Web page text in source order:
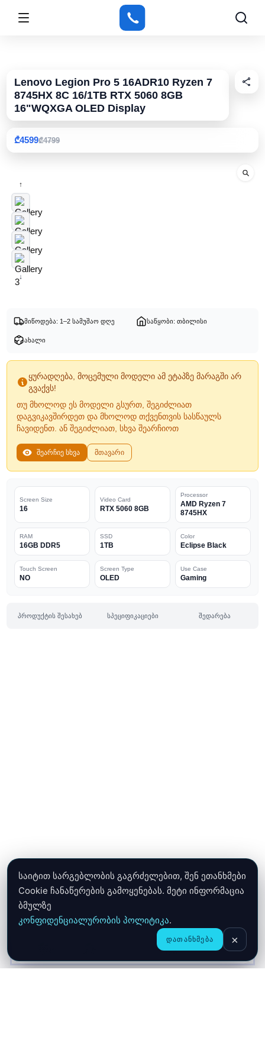
საიტით სარგებლობის გაგრძელებით, შენ ეთანხმები
Cookie ჩანაწერების გამოყენებას. მეტი ინფორმაცია
ბმულზე
კონფიდენციალურობის პოლიტიკა.
ᲓᲐᲗᲐᲜᲮᲛᲔᲑᲐ ×
ᲛᲐᲦᲐᲖᲘᲐ ᲙᲐᲚᲐᲗᲐ